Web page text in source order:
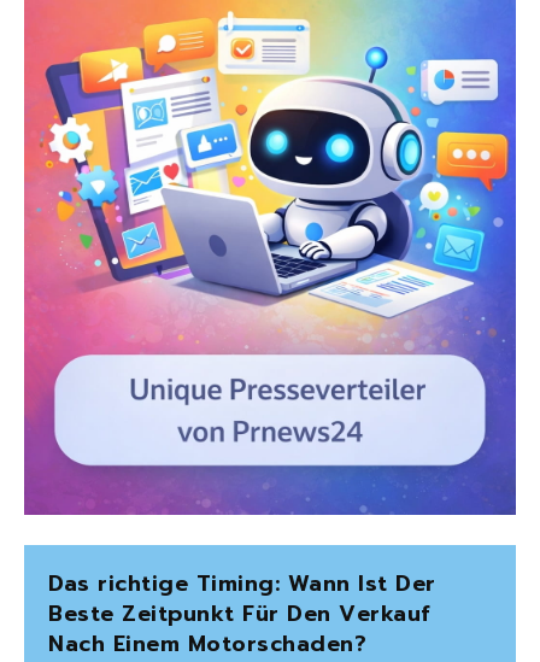
Das richtige Timing: Wann Ist Der
Beste Zeitpunkt Für Den Verkauf
Nach Einem Motorschaden?